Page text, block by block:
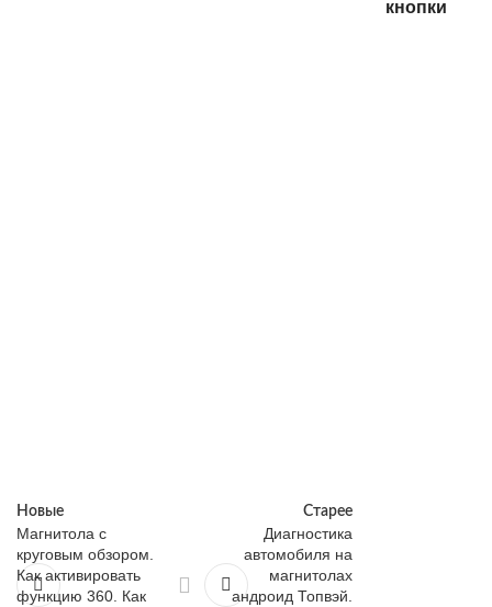
Новые
Магнитола с
круговым обзором.
Как активировать
функцию 360. Как
Старее
Диагностика
автомобиля на
магнитолах
андроид Топвэй.
кнопки